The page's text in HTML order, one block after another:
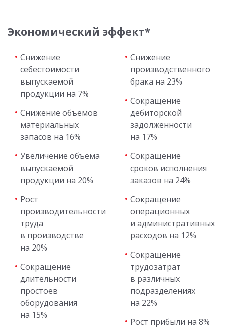
Экономический эффект*
Снижение
себестоимости
выпускаемой
продукции на 7%
Снижение объемов
материальных
запасов на 16%
Увеличение объема
выпускаемой
продукции на 20%
Рост
производительности
труда
в производстве
на 20%
Сокращение
длительности
простоев
оборудования
на 15%
Снижение
производственного
брака на 23%
Сокращение
дебиторской
задолженности
на 17%
Сокращение
сроков исполнения
заказов на 24%
Сокращение
операционных
и административных
расходов на 12%
Сокращение
трудозатрат
в различных
подразделениях
на 22%
Рост прибыли на 8%